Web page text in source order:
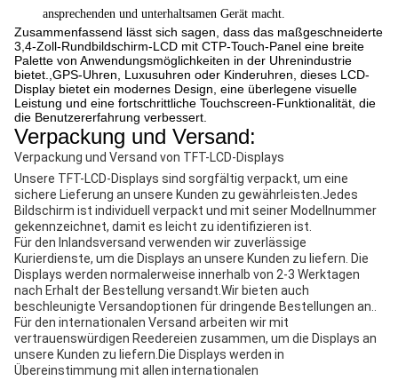
ansprechenden und unterhaltsamen Gerät macht.
Zusammenfassend lässt sich sagen, dass das maßgeschneiderte
3,4-Zoll-Rundbildschirm-LCD mit CTP-Touch-Panel eine breite
Palette von Anwendungsmöglichkeiten in der Uhrenindustrie
bietet.,GPS-Uhren, Luxusuhren oder Kinderuhren, dieses LCD-
Display bietet ein modernes Design, eine überlegene visuelle
Leistung und eine fortschrittliche Touchscreen-Funktionalität, die
die Benutzererfahrung verbessert.
Verpackung und Versand:
Verpackung und Versand von TFT-LCD-Displays
Unsere TFT-LCD-Displays sind sorgfältig verpackt, um eine
sichere Lieferung an unsere Kunden zu gewährleisten.Jedes
Bildschirm ist individuell verpackt und mit seiner Modellnummer
gekennzeichnet, damit es leicht zu identifizieren ist.
Für den Inlandsversand verwenden wir zuverlässige
Kurierdienste, um die Displays an unsere Kunden zu liefern. Die
Displays werden normalerweise innerhalb von 2-3 Werktagen
nach Erhalt der Bestellung versandt.Wir bieten auch
beschleunigte Versandoptionen für dringende Bestellungen an..
Für den internationalen Versand arbeiten wir mit
vertrauenswürdigen Reedereien zusammen, um die Displays an
unsere Kunden zu liefern.Die Displays werden in
Übereinstimmung mit allen internationalen